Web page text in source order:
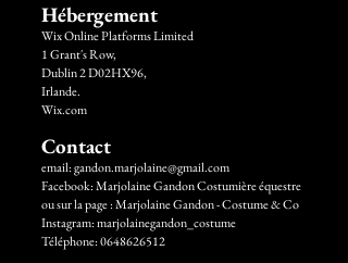
Hébergement
Wix Online Platforms Limited
1 Grant's Row,
Dublin 2 D02HX96,
Irlande.
Wix.com
Contact
email: gandon.marjolaine@gmail.com
Facebook: Marjolaine Gandon Costumière équestre
ou sur la page : Marjolaine Gandon - Costume & Co
Instagram: marjolainegandon_costume
Téléphone:0648626512